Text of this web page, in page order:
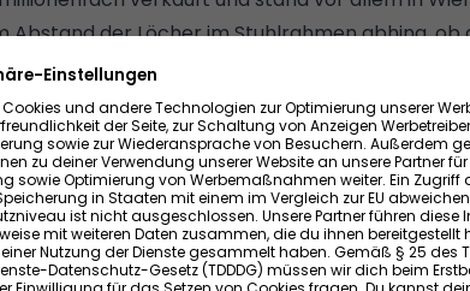
Abstand der Löcher im Stuhlrahmen abhing, ob
ausfiel, wird Wiener Geflecht heute als
* (Anzeige), und für berühmte